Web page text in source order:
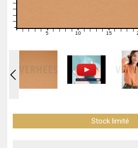
1 2 3 4 6 7 89 11121314 16171819
Stock limité